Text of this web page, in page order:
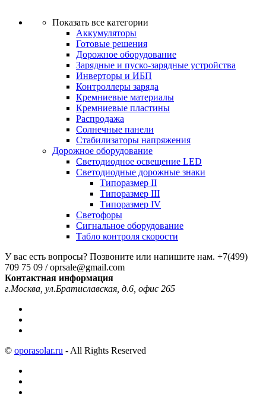
Показать все категории
Аккумуляторы
Готовые решения
Дорожное оборудование
Зарядные и пуско-зарядные устройства
Инверторы и ИБП
Контроллеры заряда
Кремниевые материалы
Кремниевые пластины
Распродажа
Солнечные панели
Стабилизаторы напряжения
Дорожное оборудование
Светодиодное освещение LED
Светодиодные дорожные знаки
Типоразмер II
Типоразмер III
Типоразмер IV
Светофоры
Сигнальное оборудование
Табло контроля скорости
У вас есть вопросы? Позвоните или напишите нам. +7(499)
709 75 09 / oprsale@gmail.com
Контактная информация
г.Москва, ул.Братиславская, д.6, офис 265
© oporasolar.ru - All Rights Reserved